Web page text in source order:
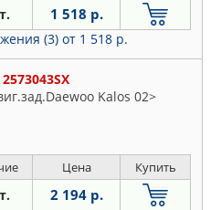
1 518 р.
(3) от 1 518 р.
2573043SX
Kalos 02>
Цена Купить
2 194 р.